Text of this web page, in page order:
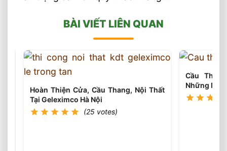
BÀI VIẾT LIÊN QUAN
Hoàn Thiện Cửa, Cầu Thang, Nội Thất
Tại Geleximco Hà Nội
(25 votes)
Cầu
Những